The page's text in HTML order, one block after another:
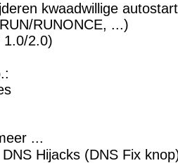
kwaadwillige
RUNONCE, ...)
1.0/2.0)
...
Hijacks (DNS Fix